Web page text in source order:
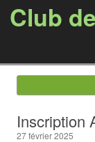
Club
Inscription
27 février 2025